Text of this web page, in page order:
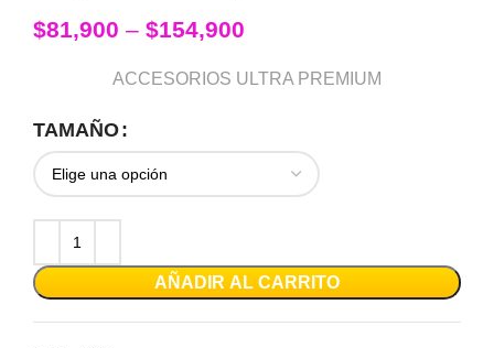
$81,900 – $154,900
ACCESORIOS ULTRA PREMIUM
TAMAÑO
AÑADIR AL CARRITO